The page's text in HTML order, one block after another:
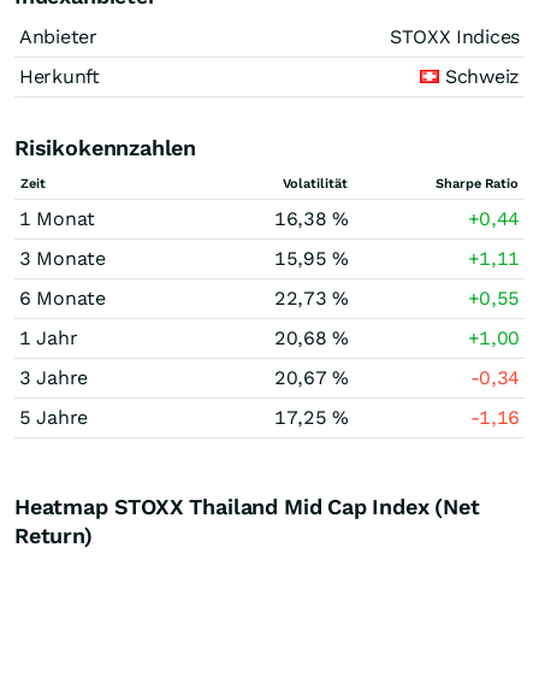
Anbieter
STOXX Indices
Herkunft
Schweiz
Risikokennzahlen
Zeit Volatilität Sharpe Ratio
1 Monat 16,38 %
+0,44
3 Monate
15,95 %
+1,11
6 Monate
22,73 %
+0,55
1 Jahr
20,68 %
+1,00
3 Jahre
20,67 %
-0,34
5 Jahre
17,25 % -1,16
Heatmap STOXX Thailand Mid Cap Index (Net
Return)